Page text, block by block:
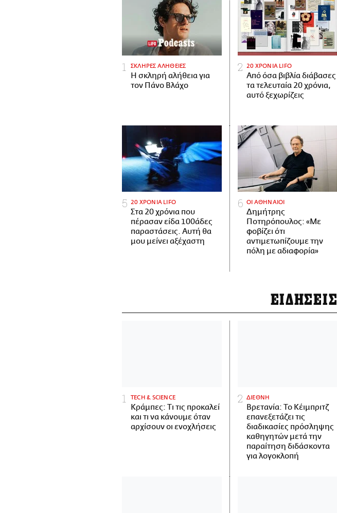
ΣΚΛΗΡΕΣ ΑΛΗΘΕΙΕΣ
H σκληρή αλήθεια για
τον Πάνο Βλάχο
20 ΧΡΟΝΙΑ LIFO
Από όσα βιβλία διάβασες
τα τελευταία 20 χρόνια,
αυτό ξεχωρίζεις
20 ΧΡΟΝΙΑ LIFO
Στα 20 χρόνια που
πέρασαν είδα 100άδες
παραστάσεις. Αυτή θα
μου μείνει αξέχαστη
ΟΙ ΑΘΗΝΑΙΟΙ
Δημήτρης
Ποτηρόπουλος: «Με
φοβίζει ότι
αντιμετωπίζουμε την
πόλη με αδιαφορία»
ΕΙΔΗΣΕΙΣ
ΤECH & SCIENCE
Κράμπες: Τι τις προκαλεί
και τι να κάνουμε όταν
αρχίσουν οι ενοχλήσεις
ΔΙΕΘΝΗ
Βρετανία: Το Κέιμπριτζ
επανεξετάζει τις
διαδικασίες πρόσληψης
καθηγητών μετά την
παραίτηση διδάσκοντα
για λογοκλοπή